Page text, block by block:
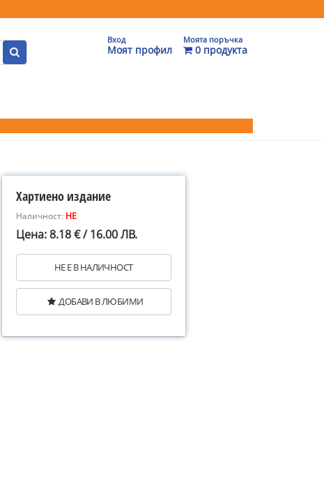
Вход
Моят профил
Моята поръчка
0 продукта
Хартиено издание
Наличност: НЕ
Цена: 8.18 € / 16.00 ЛВ.
НЕ Е В НАЛИЧНОСТ
ДОБАВИ В ЛЮБИМИ